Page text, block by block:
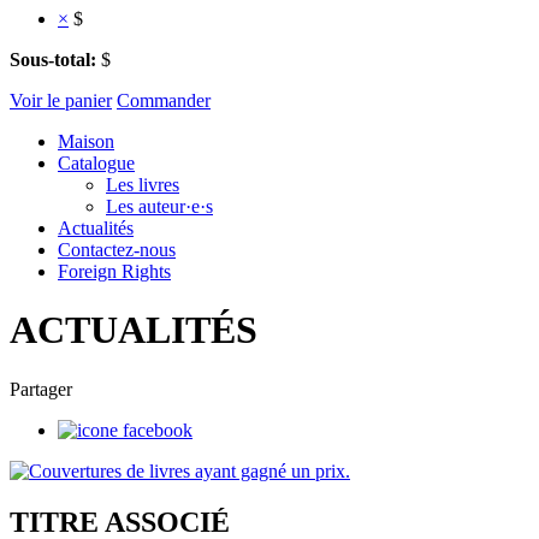
× $
Sous-total: $
Voir le panier Commander
Maison
Catalogue
Les livres
Les auteur·e·s
Actualités
Contactez-nous
Foreign Rights
ACTUALITÉS
Partager
TITRE ASSOCIÉ